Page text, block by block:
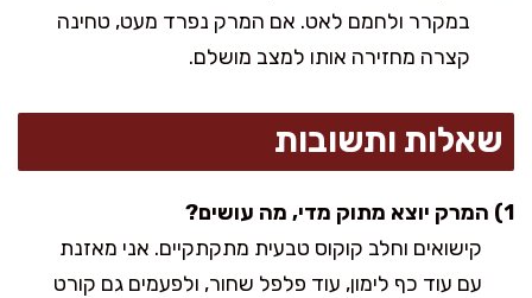
במקרר ולחמם לאט. אם המרק נפרד מעט, טחינה
קצרה מחזירה אותו למצב מושלם.
שאלות ותשובות
1) המרק יוצא מתוק מדי, מה עושים?
קישואים וחלב קוקוס טבעית מתקתקיים. אני מאזנת
עם עוד כף לימון, עוד פלפל שחור, ולפעמים גם קורט